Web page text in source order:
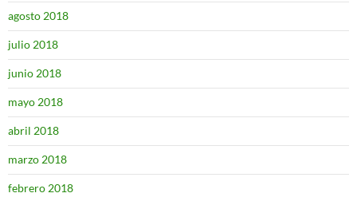
agosto 2018
julio 2018
junio 2018
mayo 2018
abril 2018
marzo 2018
febrero 2018